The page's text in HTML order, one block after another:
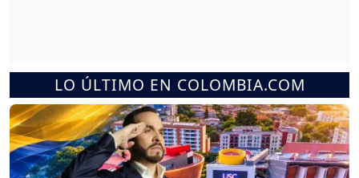
LO ÚLTIMO EN COLOMBIA.COM